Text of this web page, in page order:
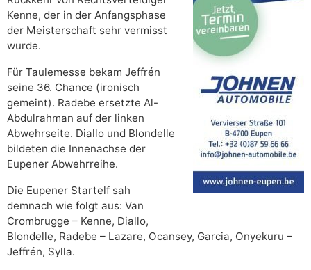
Kenne, der in der Anfangsphase
der Meisterschaft sehr vermisst
wurde.
Für Taulemesse bekam Jeffrén
seine 36. Chance (ironisch
gemeint). Radebe ersetzte Al-
Abdulrahman auf der linken
Abwehrseite. Diallo und Blondelle
bildeten die Innenachse der
Eupener Abwehrreihe.
Die Eupener Startelf sah
demnach wie folgt aus: Van
Crombrugge – Kenne, Diallo,
Blondelle, Radebe – Lazare, Ocansey, Garcia, Onyekuru –
Jeffrén, Sylla.